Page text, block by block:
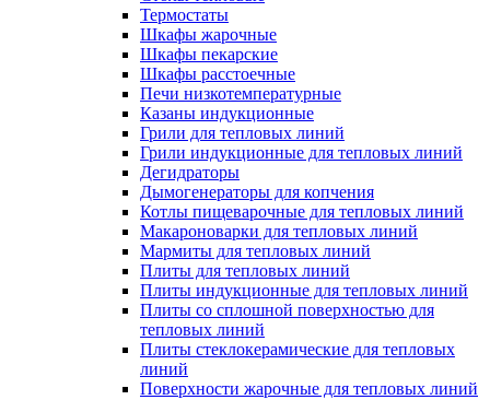
Термостаты
Шкафы жарочные
Шкафы пекарские
Шкафы расстоечные
Печи низкотемпературные
Казаны индукционные
Грили для тепловых линий
Грили индукционные для тепловых линий
Дегидраторы
Дымогенераторы для копчения
Котлы пищеварочные для тепловых линий
Макароноварки для тепловых линий
Мармиты для тепловых линий
Плиты для тепловых линий
Плиты индукционные для тепловых линий
Плиты со сплошной поверхностью для
тепловых линий
Плиты стеклокерамические для тепловых
линий
Поверхности жарочные для тепловых линий